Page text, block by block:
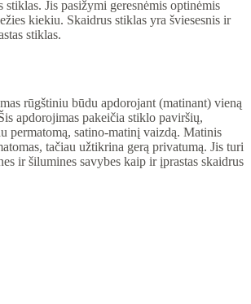
stiklas. Jis pasižymi geresnėmis optinėmis
kiekiu. Skaidrus stiklas yra šviesesnis ir
stiklas.
rūgštiniu būdu apdorojant (matinant) vieną
apdorojimas pakeičia stiklo paviršių,
permatomą, satino-matinį vaizdą. Matinis
tačiau užtikrina gerą privatumą. Jis turi
ir šilumines savybes kaip ir įprastas skaidrus